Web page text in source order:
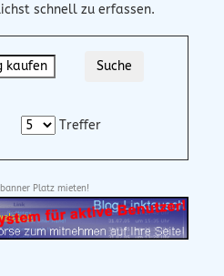
schnell zu erfassen.
Treffer
Platz mieten!